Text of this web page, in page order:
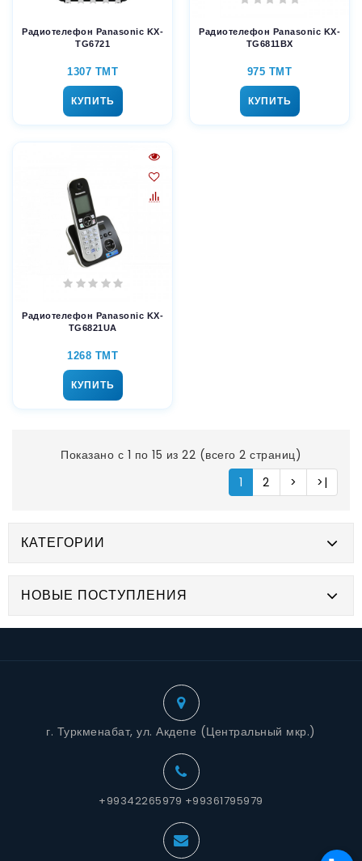
Радиотелефон Panasonic KX-
TG6721
1307 TMT
КУПИТЬ
Радиотелефон Panasonic KX-
TG6811BX
975 TMT
КУПИТЬ
Радиотелефон Panasonic KX-
TG6821UA
1268 TMT
КУПИТЬ
Показано с 1 по 15 из 22 (всего 2 страниц)
1
2 > >|
КАТЕГОРИИ
НОВЫЕ ПОСТУПЛЕНИЯ
г. Туркменабат, ул. Акдепе (Центральный мкр.)
+99342265979 +99361795979